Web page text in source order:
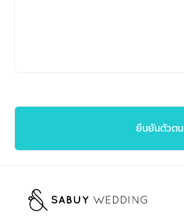
ยืนยันตัวตน